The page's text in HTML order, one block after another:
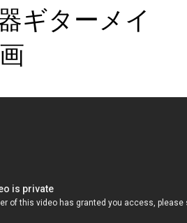
ギターメイ